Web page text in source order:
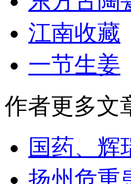
江南收藏
一节生姜
作者更多文
国药、辉
扬州危重